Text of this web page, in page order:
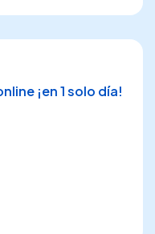
¡en 1 solo día!